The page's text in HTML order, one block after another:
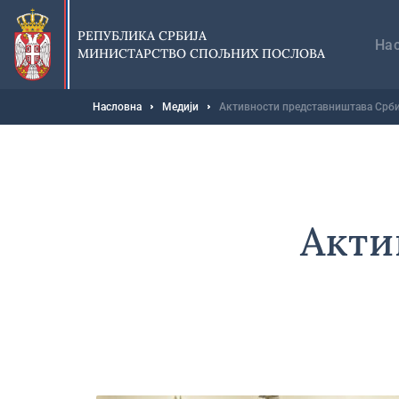
Прескочи
главни
део
садржаја
РЕПУБЛИКА СРБИЈА
МИНИСТАРСТВО СПОЉНИХ ПОСЛОВА
Мрвице
Насловна Медији Активности представништава